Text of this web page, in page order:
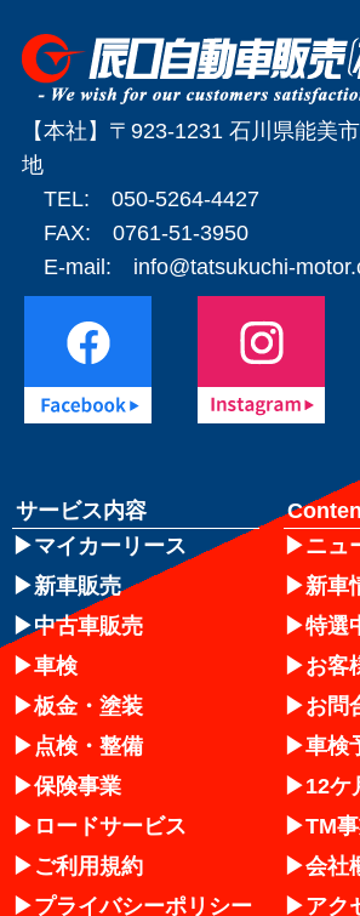
【本社】〒923-1231 石川県能美
地
TEL: 050-5264-4427
FAX: 0761-51-3950
E-mail: info@tatsukuchi-
サービス内容
マイカーリース
新車販売
中古車販売
車検
板金・塗装
点検・整備
保険事業
ロードサービス
ご利用規約
プライバシーポリシー
ニュ
新車
特選
お客
お問
車検
12ケ
TM
会社
アク